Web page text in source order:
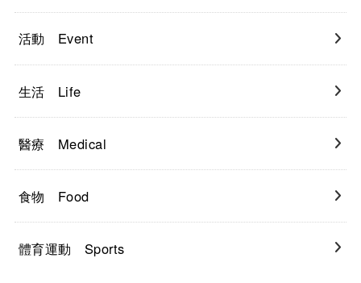
活動 Event
生活 Life
醫療 Medical
食物 Food
體育運動 Sports